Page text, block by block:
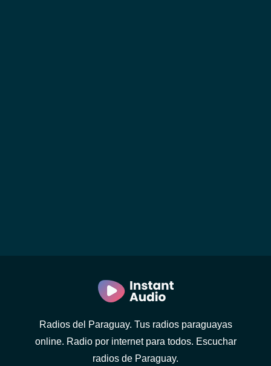
Radios del Paraguay. Tus radios paraguayas
online. Radio por internet para todos. Escuchar
radios de Paraguay.